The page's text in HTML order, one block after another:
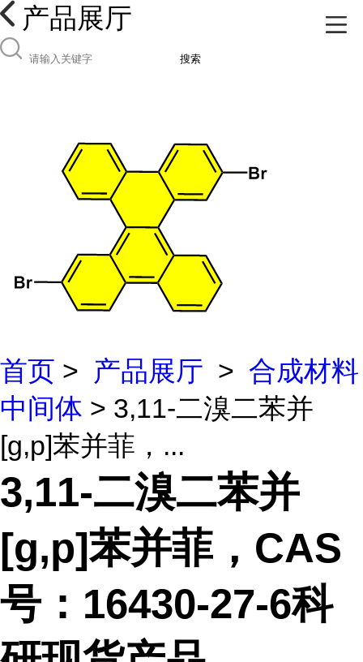
产品展厅
搜索
首页 > 产品展厅 > 合成材料
中间体 > 3,11-二溴二苯并
[g,p]苯并菲，...
3,11-二溴二苯并
[g,p]苯并菲，CAS
号：16430-27-6科